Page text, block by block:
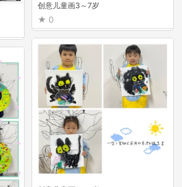
创意儿童画3～7岁
0